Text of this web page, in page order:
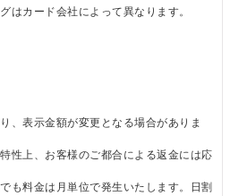
会社は一夜で悪い会社に変
社をピックアップすること
が実質的にファンド化して
ウェイ株の所有銘柄売買を
始め、いい会社のポジショ
す。
はカード会社によって異なります。
、表示金額が変更となる場合がありま
性上、お客様のご都合による返金には応
も料金は月単位で発生いたします。日割